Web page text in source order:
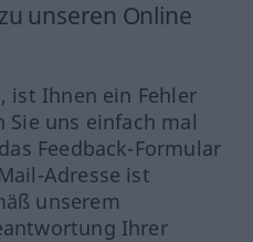
unseren Online
ist Ihnen ein Fehler
uns einfach mal
Feedback-Formular
Adresse ist
unserem
Ihrer